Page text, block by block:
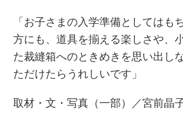
「お子さまの入学準備としてはも
方にも、道具を揃える楽しさや、
た裁縫箱へのときめきを思い出し
ただけたらうれしいです」
取材・文・写真（一部）／宮前晶